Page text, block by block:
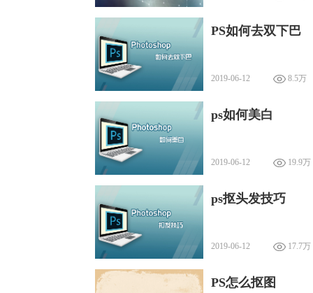
PS如何去双下巴
2019-06-12 8.5万
ps如何美白
2019-06-12 19.9万
ps抠头发技巧
2019-06-12 17.7万
PS怎么抠图